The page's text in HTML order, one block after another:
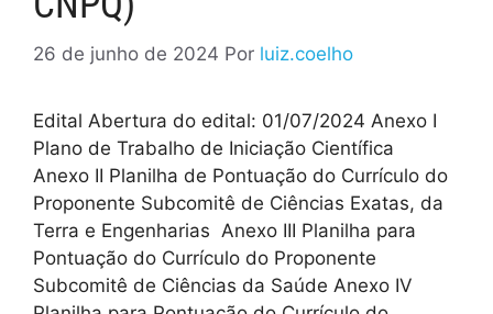
26 de junho de 2024 Por luiz.coelho
Edital Abertura do edital: 01/07/2024 Anexo I
Plano de Trabalho de Iniciação Científica
Anexo II Planilha de Pontuação do Currículo do
Proponente Subcomitê de Ciências Exatas, da
Terra e Engenharias Anexo III Planilha para
Pontuação do Currículo do Proponente
Subcomitê de Ciências da Saúde Anexo IV